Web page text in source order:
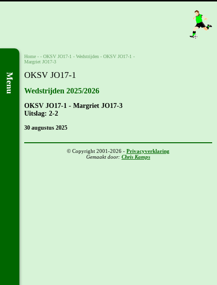
Menu
Home - - OKSV JO17-1 - Wedstrijden - OKSV JO17-1 -
Margriet JO17-3
OKSV JO17-1
Wedstrijden 2025/2026
OKSV JO17-1 - Margriet JO17-3
Uitslag: 2-2
30 augustus 2025
© Copyright 2001-2026 - Privacyverklaring
Gemaakt door: Chris Kamps